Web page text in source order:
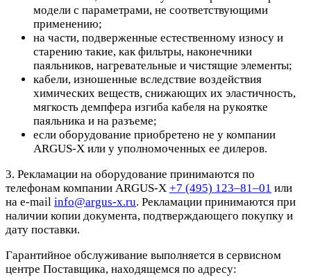
модели с параметрами, не соответствующими
применению;
на части, подверженные естественному износу и
старению такие, как фильтры, наконечники
паяльников, нагревательные и чистящие элементы;
кабели, изношенные вследствие воздействия
химических веществ, снижающих их эластичность,
мягкость демпфера изгиба кабеля на рукоятке
паяльника и на разъеме;
если оборудование приобретено не у компании
ARGUS-X или у уполномоченных ее дилеров.
3. Рекламации на оборудование принимаются по
телефонам компании ARGUS-X +7 (495) 123–81–01 или
на e-mail info@argus-x.ru. Рекламации принимаются при
наличии копии документа, подтверждающего покупку и
дату поставки.
Гарантийное обслуживание выполняется в сервисном
центре Поставщика, находящемся по адресу: